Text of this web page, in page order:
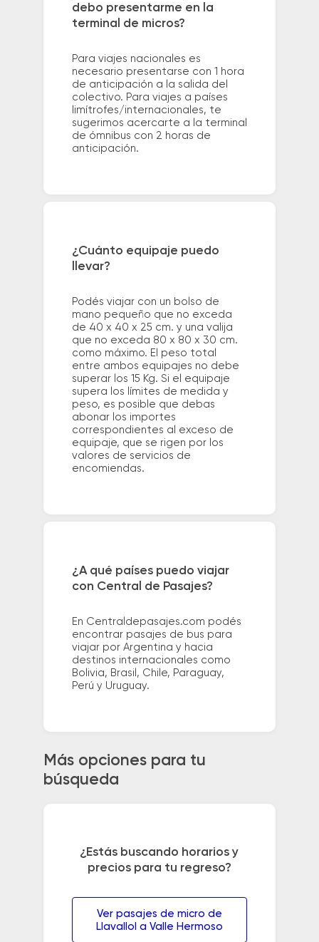
debo presentarme en la
terminal de micros?
Para viajes nacionales es
necesario presentarse con 1 hora
de anticipación a la salida del
colectivo. Para viajes a países
limítrofes/internacionales, te
sugerimos acercarte a la terminal
de ómnibus con 2 horas de
anticipación.
¿Cuánto equipaje puedo
llevar?
Podés viajar con un bolso de
mano pequeño que no exceda
de 40 x 40 x 25 cm. y una valija
que no exceda 80 x 80 x 30 cm.
como máximo. El peso total
entre ambos equipajes no debe
superar los 15 Kg. Si el equipaje
supera los límites de medida y
peso, es posible que debas
abonar los importes
correspondientes al exceso de
equipaje, que se rigen por los
valores de servicios de
encomiendas.
¿A qué países puedo viajar
con Central de Pasajes?
En Centraldepasajes.com podés
encontrar pasajes de bus para
viajar por Argentina y hacia
destinos internacionales como
Bolivia, Brasil, Chile, Paraguay,
Perú y Uruguay.
Más opciones para tu
búsqueda
¿Estás buscando horarios y
precios para tu regreso?
Ver pasajes de micro de
Llavallol a Valle Hermoso